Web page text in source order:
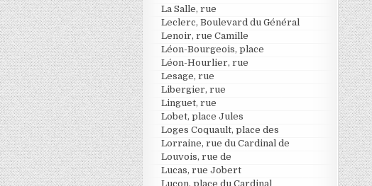
La Salle, rue
Leclerc, Boulevard du Général
Lenoir, rue Camille
Léon-Bourgeois, place
Léon-Hourlier, rue
Lesage, rue
Libergier, rue
Linguet, rue
Lobet, place Jules
Loges Coquault, place des
Lorraine, rue du Cardinal de
Louvois, rue de
Lucas, rue Jobert
Luçon, place du Cardinal